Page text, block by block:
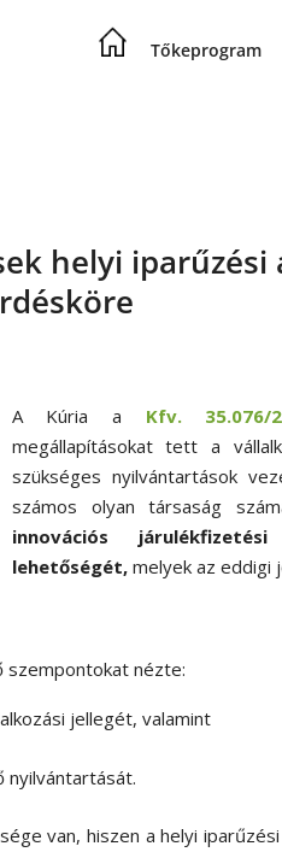
Tőkeprogram
helyi
A Kúria a Kfv. 35.076/
megállapításokat tett a
szükséges nyilvántartások
számos olyan társaság
innovációs
lehetőségét,melyek az eddigi
szempontokat nézte:
jellegét, valamint
nyilvántartását.
van, hiszen a helyi